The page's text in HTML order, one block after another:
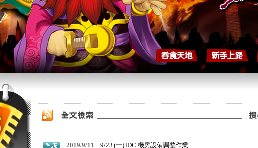
2019/9/11 9/23 (一) IDC 機房設備調整作業